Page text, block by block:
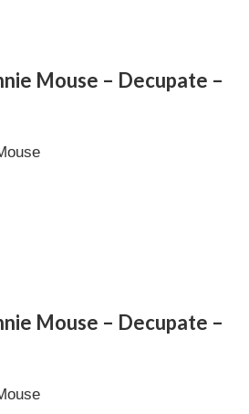
Mouse – Decupate –
Mouse – Decupate –